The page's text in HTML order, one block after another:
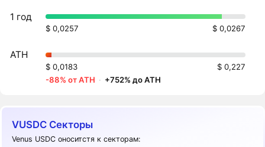
1 год
$ 0,0257 $ 0,0267
ATH
$ 0,0183
$ 0,227
-88% от ATH · +752% до ATH
VUSDC Секторы
Venus USDC оноситстя к секторам: